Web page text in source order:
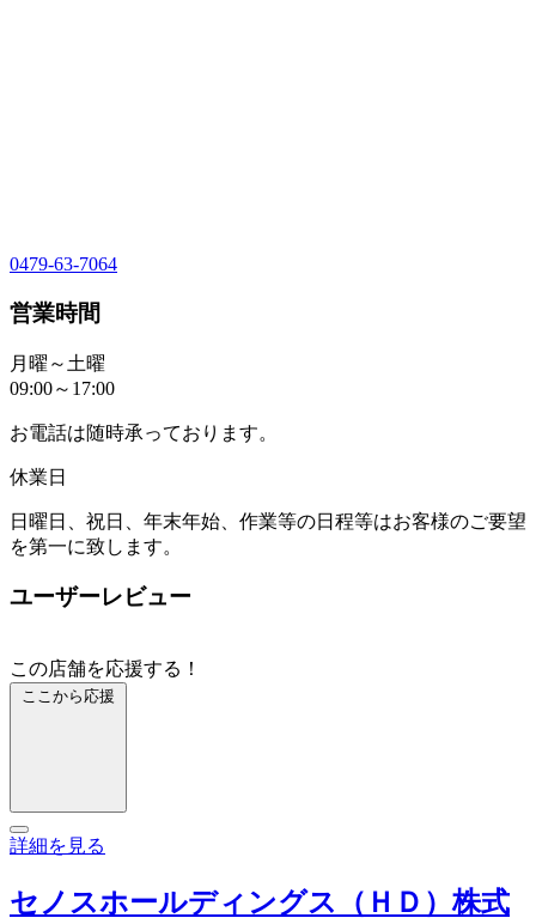
0479-63-7064
営業時間
月曜～土曜
09:00～17:00
お電話は随時承っております。
休業日
日曜日、祝日、年末年始、作業等の日程等はお客様のご要望
を第一に致します。
ユーザーレビュー
この店舗を応援する！
ここから応援
詳細を見る
セノスホールディングス（ＨＤ）株式